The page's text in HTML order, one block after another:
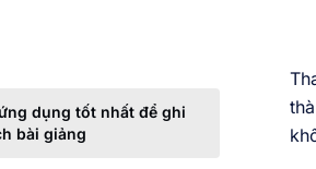
dụng tốt nhất để ghi
bài giảng